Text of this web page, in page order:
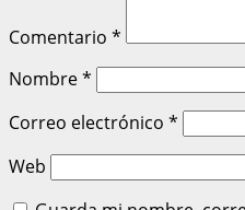
Comentario *
Nombre*
Correo electrónico *
Web